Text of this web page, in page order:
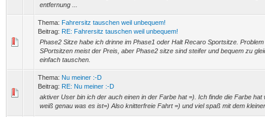
entfernung ...
Thema: Fahrersitz tauschen weil unbequem!
Beitrag: RE: Fahrersitz tauschen weil unbequem!
Phase2 Sitze habe ich drinne im Phase1 oder Halt Recaro Sportsitze. Problem
SPortsitzen meist der Preis, aber Phase2 sitze sind steifer und bequem zu
einfach tauschen.
Thema: Nu meiner :-D
Beitrag: RE: Nu meiner :-D
aktiver User bin ich der auch einen in der Farbe hat =). Ich finde die Farbe hat
weiß genau was es ist=) Also knitterfreie Fahrt =) und viel spaß mit dem